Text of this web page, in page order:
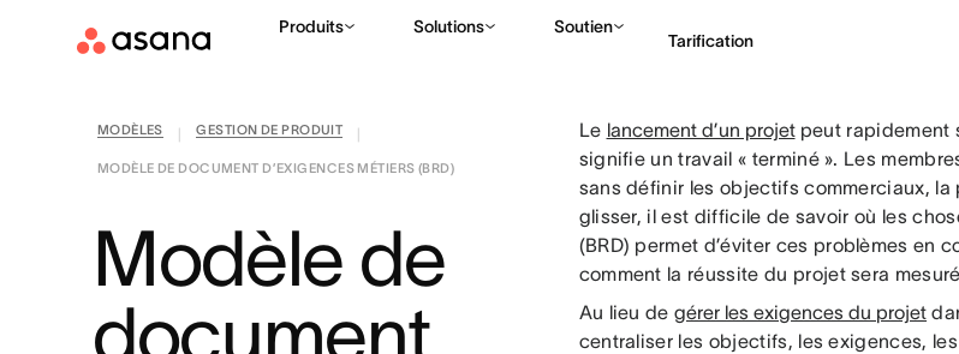
Produits Solutions Soutien
Tarification
MODÈLES GESTION DE PRODUIT
MODÈLE DE DOCUMENT D’EXIGENCES MÉTIERS (BRD)
Modèle de
document
Le lancement d’un projetpeut rapidement
signifie un travail « terminé ». Les
sans définir les objectifs commerciaux, la
glisser, il est difficile de savoir où les
(BRD) permet d’éviter ces problèmes en
comment la réussite du projet sera
Au lieu degérer les exigences du projet
centraliser les objectifs, les exigences,